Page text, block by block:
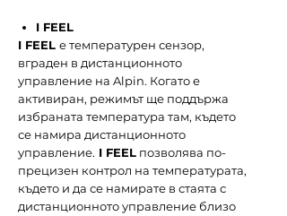
I FEEL
I FEEL е температурен сензор,
вграден в дистанционното
управление на Alpin. Когато е
активиран, режимът ще поддържа
избраната температура там, където
се намира дистанционното
управление. I FEEL позволява по-
прецизен контрол на температурата,
където и да се намирате в стаята с
дистанционното управление близо